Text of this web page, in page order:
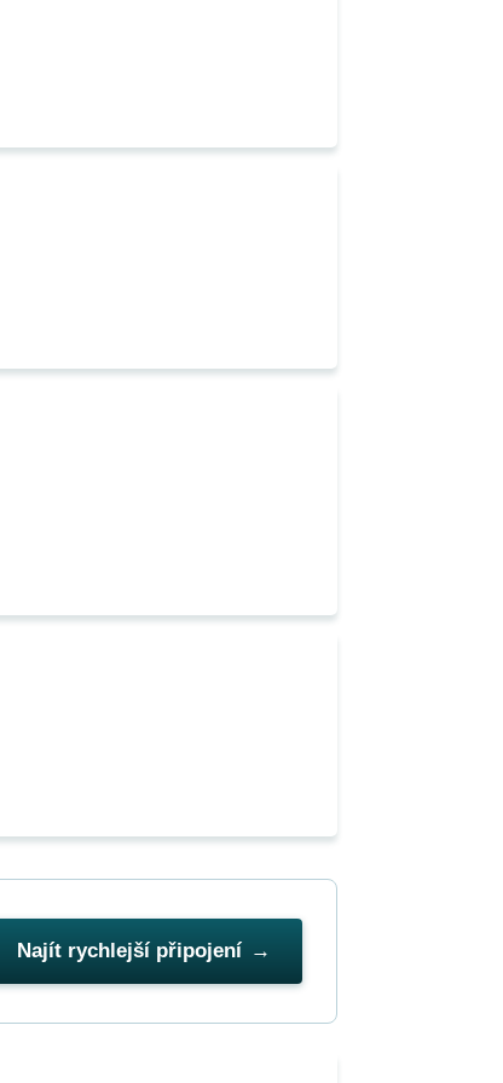
Najít rychlejší připojení